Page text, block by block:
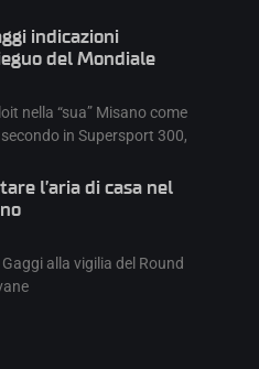
indicazioni
del Mondiale
nella “sua” Misano come
in Supersport 300,
l’aria di casa nel
alla vigilia del Round